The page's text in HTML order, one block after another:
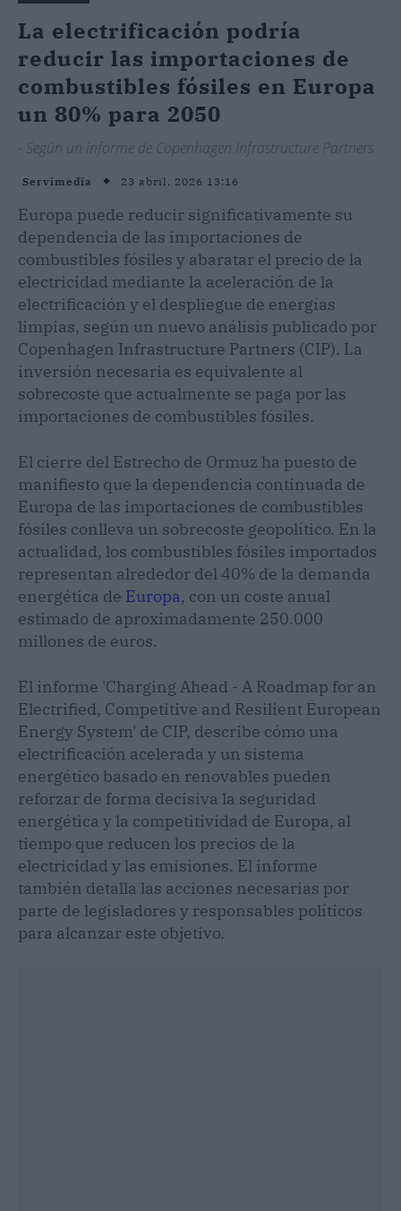
La electrificación podría
reducir las importaciones de
combustibles fósiles en Europa
un 80% para 2050
- Según un informe de Copenhagen Infrastructure Partners
Servimedia 23 abril, 2026 13:16
Europa puede reducir significativamente su
dependencia de las importaciones de
combustibles fósiles y abaratar el precio de la
electricidad mediante la aceleración de la
electrificación y el despliegue de energías
limpias, según un nuevo análisis publicado por
Copenhagen Infrastructure Partners (CIP). La
inversión necesaria es equivalente al
sobrecoste que actualmente se paga por las
importaciones de combustibles fósiles.
El cierre del Estrecho de Ormuz ha puesto de
manifiesto que la dependencia continuada de
Europa de las importaciones de combustibles
fósiles conlleva un sobrecoste geopolítico. En la
actualidad, los combustibles fósiles importados
representan alrededor del 40% de la demanda
energética de Europa, con un coste anual
estimado de aproximadamente 250.000
millones de euros.
El informe 'Charging Ahead - A Roadmap for an
Electrified, Competitive and Resilient European
Energy System' de CIP, describe cómo una
electrificación acelerada y un sistema
energético basado en renovables pueden
reforzar de forma decisiva la seguridad
energética y la competitividad de Europa, al
tiempo que reducen los precios de la
electricidad y las emisiones. El informe
también detalla las acciones necesarias por
parte de legisladores y responsables políticos
para alcanzar este objetivo.